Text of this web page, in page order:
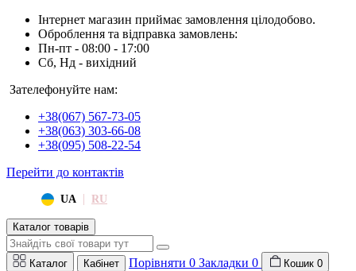
Інтернет магазин приймає замовлення цілодобово.
Оброблення та відправка замовлень:
Пн-пт - 08:00 - 17:00
Сб, Нд - вихідний
Зателефонуйте нам:
+38(067) 567-73-05
+38(063) 303-66-08
+38(095) 508-22-54
Перейти до контактів
UA | RU
Каталог товарів
Каталог Кабінет Порівняти 0 Закладки 0 Кошик 0